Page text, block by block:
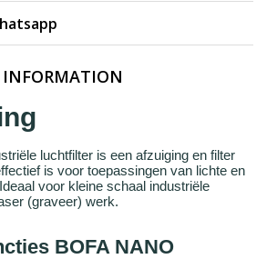
INFORMATION
luchtfilter is een afzuiging en filter
is voor toepassingen van lichte en
voor kleine schaal industriële
(graveer) werk.
BOFA NANO